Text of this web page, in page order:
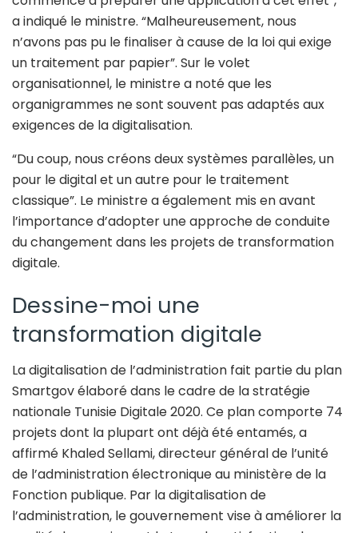
a indiqué le ministre. “Malheureusement, nous
n’avons pas pu le finaliser à cause de la loi qui exige
un traitement par papier”. Sur le volet
organisationnel, le ministre a noté que les
organigrammes ne sont souvent pas adaptés aux
exigences de la digitalisation.
“Du coup, nous créons deux systèmes parallèles, un
pour le digital et un autre pour le traitement
classique”. Le ministre a également mis en avant
l’importance d’adopter une approche de conduite
du changement dans les projets de transformation
digitale.
Dessine-moi une
transformation digitale
La digitalisation de l’administration fait partie du plan
Smartgov élaboré dans le cadre de la stratégie
nationale Tunisie Digitale 2020. Ce plan comporte 74
projets dont la plupart ont déjà été entamés, a
affirmé Khaled Sellami, directeur général de l’unité
de l’administration électronique au ministère de la
Fonction publique. Par la digitalisation de
l’administration, le gouvernement vise à améliorer la